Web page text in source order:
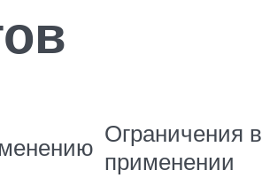
Ограничения в
применении